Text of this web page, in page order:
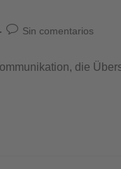
Sin comentarios
die